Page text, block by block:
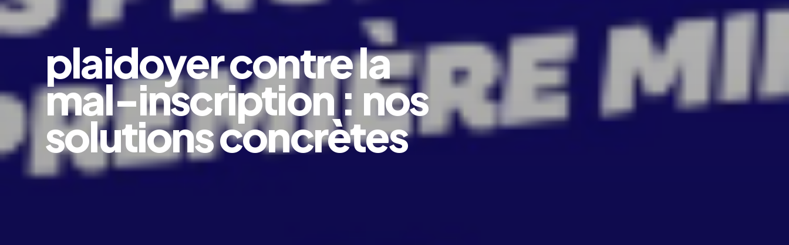
plaidoyer contre la
mal-inscription : nos
solutions concrètes